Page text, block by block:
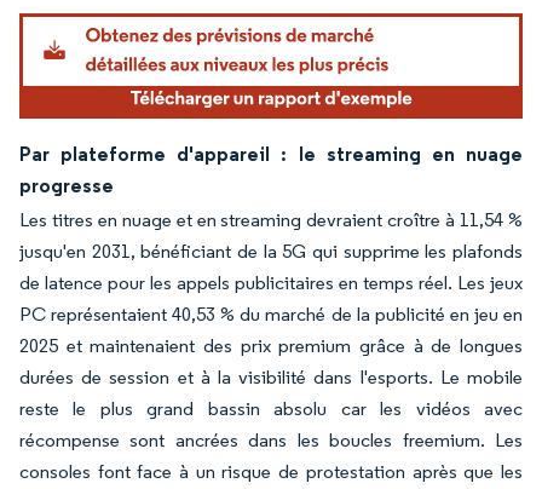
Par plateforme d'appareil : le streaming en nuage
progresse
Les titres en nuage et en streaming devraient croître à 11,54 %
jusqu'en 2031, bénéficiant de la 5G qui supprime les plafonds
de latence pour les appels publicitaires en temps réel. Les jeux
PC représentaient 40,53 % du marché de la publicité en jeu en
2025 et maintenaient des prix premium grâce à de longues
durées de session et à la visibilité dans l'esports. Le mobile
reste le plus grand bassin absolu car les vidéos avec
récompense sont ancrées dans les boucles freemium. Les
consoles font face à un risque de protestation après que les